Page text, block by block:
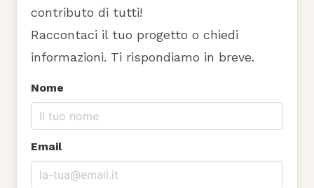
contributo di tutti!
Raccontaci il tuo progetto o chiedi
informazioni. Ti rispondiamo in breve.
Nome
Email